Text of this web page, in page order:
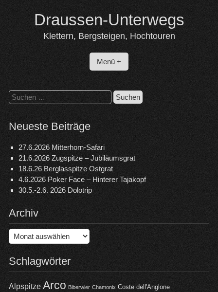
content
Draussen-Unterwegs
Klettern, Bergsteigen, Hochtouren
Menü +
Suchen
nach:
Neueste Beiträge
27.6.2026 Mitterhorn-Safari
21.6.2026 Zugspitze – Jubiläumsgrat
18.6.26 Berglasspitze Ostgrat
4.6.2026 Poker Face – Hinterer Tajakopf
30.5.-2.6. 2026 Dolotrip
Archiv
Archiv
Schlagwörter
Alpspitze Arco Biberwier Chamonix Coste dell'Anglone